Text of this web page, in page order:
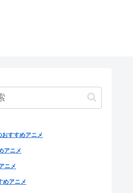
すすめアニメ
アニメ
ニメ
めアニメ